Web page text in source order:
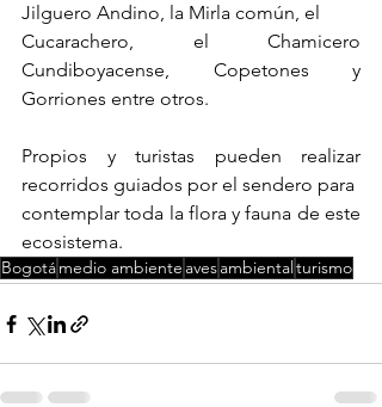
Jilguero Andino, la Mirla común, el
Cucarachero, el Chamicero
Cundiboyacense, Copetones y
Gorriones entre otros.
Propios y turistas pueden realizar
recorridos guiados por el sendero para
contemplar toda la flora y fauna de este
ecosistema.
Bogotámedio ambiente avesambientalturismo